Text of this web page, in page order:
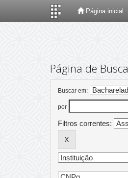
Página inicial
Página de Busca
Buscar em:
por
Filtros correntes: